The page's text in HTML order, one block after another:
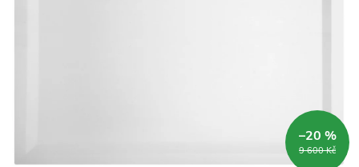
9 600 Kč
–20 %